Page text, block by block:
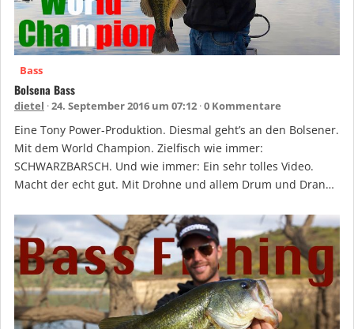
Bass
Bolsena Bass
dietel 24. September 2016 um 07:12 0 Kommentare
Eine Tony Power-Produktion. Diesmal geht’s an den Bolsener.
Mit dem World Champion. Zielfisch wie immer:
SCHWARZBARSCH. Und wie immer: Ein sehr tolles Video.
Macht der echt gut. Mit Drohne und allem Drum und Dran…